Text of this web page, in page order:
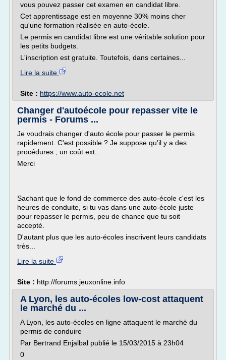
vous pouvez passer cet examen en candidat libre.
Cet apprentissage est en moyenne 30% moins cher
qu'une formation réalisée en auto-école.
Le permis en candidat libre est une véritable solution pour
les petits budgets.
L'inscription est gratuite. Toutefois, dans certaines...
Lire la suite
Site : https://www.auto-ecole.net
Changer d'autoécole pour repasser vite le
permis - Forums ...
Je voudrais changer d'auto école pour passer le permis
rapidement. C'est possible ? Je suppose qu'il y a des
procédures , un coût ext..
Merci
Sachant que le fond de commerce des auto-école c'est les
heures de conduite, si tu vas dans une auto-école juste
pour repasser le permis, peu de chance que tu soit
accepté.
D'autant plus que les auto-écoles inscrivent leurs candidats
très...
Lire la suite
Site : http://forums.jeuxonline.info
A Lyon, les auto-écoles low-cost attaquent
le marché du ...
A Lyon, les auto-écoles en ligne attaquent le marché du
permis de conduire
Par Bertrand Enjalbal publié le 15/03/2015 à 23h04
0